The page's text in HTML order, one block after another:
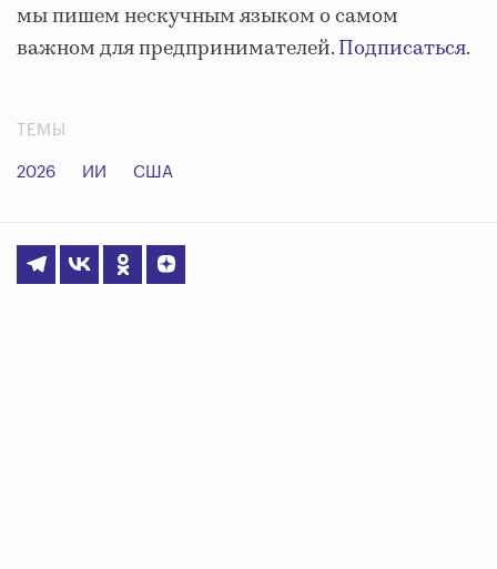
мы пишем нескучным языком о самом
важном для предпринимателей.Подписаться.
ТЕМЫ
2026 ИИ США